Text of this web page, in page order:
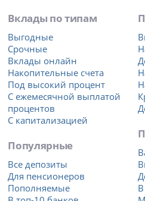
Вклады по типам
Выгодные
Срочные
Вклады онлайн
Накопительные счета
Под высокий процент
С ежемесячной выплатой
процентов
С капитализацией
Популярные
Все депозиты
Для пенсионеров
Пополняемые